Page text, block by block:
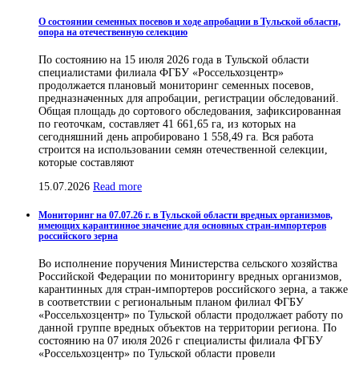
О состоянии семенных посевов и ходе апробации в Тульской области,
опора на отечественную селекцию
По состоянию на 15 июля 2026 года в Тульской области
специалистами филиала ФГБУ «Россельхозцентр»
продолжается плановый мониторинг семенных посевов,
предназначенных для апробации, регистрации обследований.
Общая площадь до сортового обследования, зафиксированная
по геоточкам, составляет 41 661,65 га, из которых на
сегодняшний день апробировано 1 558,49 га. Вся работа
строится на использовании семян отечественной селекции,
которые составляют
15.07.2026 Read more
Мониторинг на 07.07.26 г. в Тульской области вредных организмов,
имеющих карантинное значение для основных стран-импортеров
российского зерна
Во исполнение поручения Министерства сельского хозяйства
Российской Федерации по мониторингу вредных организмов,
карантинных для стран-импортеров российского зерна, а также
в соответствии с региональным планом филиал ФГБУ
«Россельхозцентр» по Тульской области продолжает работу по
данной группе вредных объектов на территории региона. По
состоянию на 07 июля 2026 г специалисты филиала ФГБУ
«Россельхозцентр» по Тульской области провели